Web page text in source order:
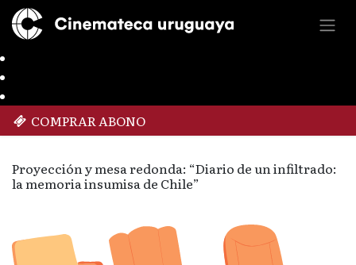
COMPRAR ABONO
Proyección y mesa redonda: “Diario de un infiltrado:
la memoria insumisa de Chile”